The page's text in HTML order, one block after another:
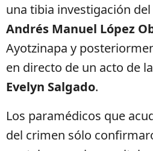
una tibia investigación
Andrés Manuel López
Ayotzinapa y
en directo de un acto de
Evelyn Salgado.
Los paramédicos que
del crimen sólo